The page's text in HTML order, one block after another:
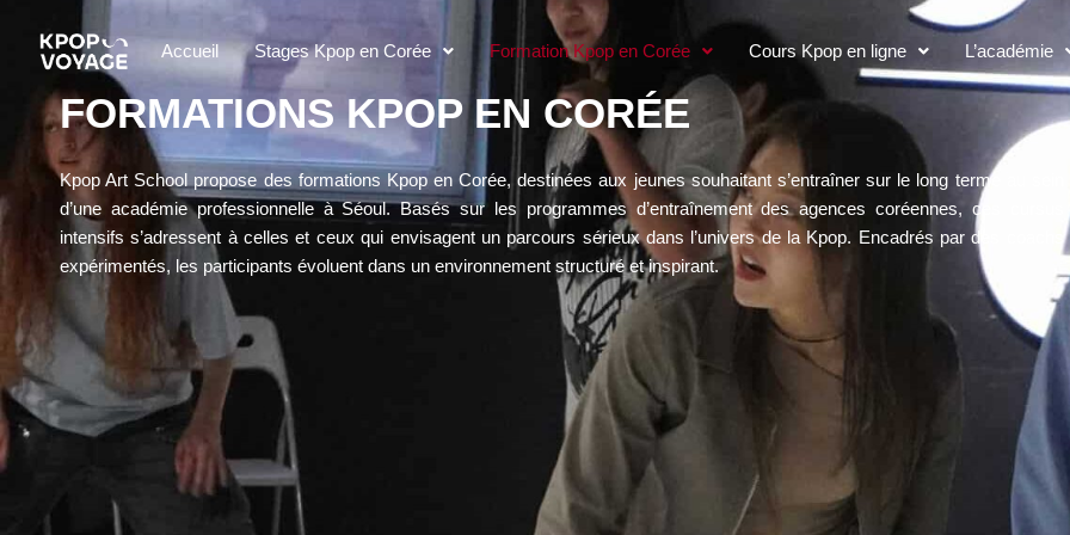
contenu
Accueil Stages Kpop en Corée Formation Kpop en Corée Cours Kpop en ligne L’académie
FORMATIONS KPOP EN CORÉE
Kpop Art School propose des formations Kpop en Corée, destinées aux jeunes souhaitant s’entraîner sur le long terme au sein
d’une académie professionnelle à Séoul. Basés sur les programmes d’entraînement des agences coréennes, ces cursus
intensifs s’adressent à celles et ceux qui envisagent un parcours sérieux dans l’univers de la Kpop. Encadrés par des coachs
expérimentés, les participants évoluent dans un environnement structuré et inspirant.